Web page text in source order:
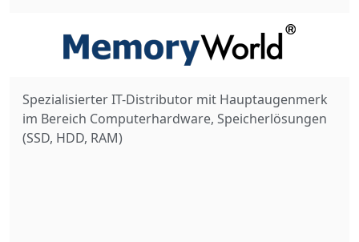
Spezialisierter IT-Distributor mit Hauptaugenmerk
im Bereich Computerhardware, Speicherlösungen
(SSD, HDD, RAM)